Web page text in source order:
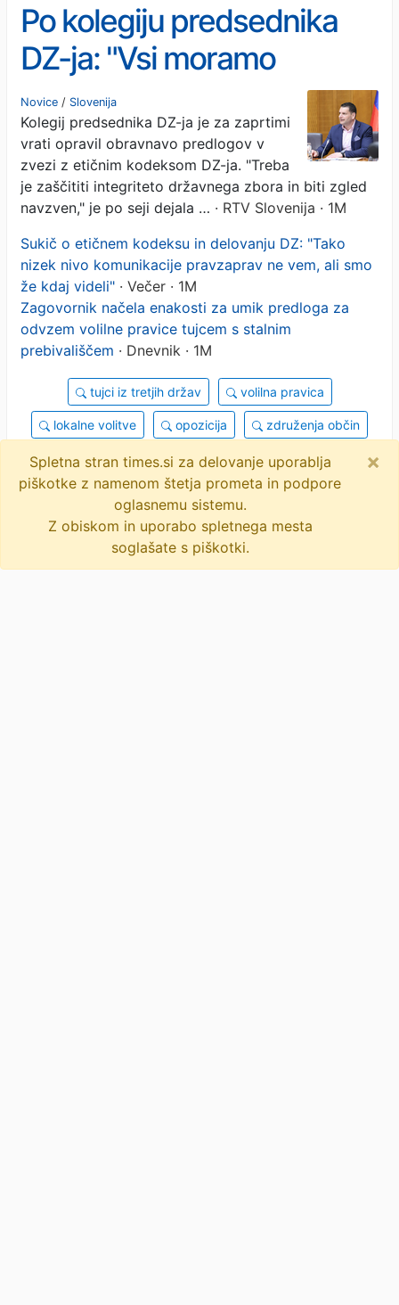
Po kolegiju predsednika
DZ-ja: "Vsi moramo
prispevati, da se nivo
komunikacije dvigne"
Novice / Slovenija
Kolegij predsednika DZ-ja je za zaprtimi
vrati opravil obravnavo predlogov v
zvezi z etičnim kodeksom DZ-ja. "Treba
je zaščititi integriteto državnega zbora in biti zgled
navzven," je po seji dejala … · RTV Slovenija · 1M
Sukič o etičnem kodeksu in delovanju DZ: "Tako
nizek nivo komunikacije pravzaprav ne vem, ali smo
že kdaj videli" · Večer · 1M
Zagovornik načela enakosti za umik predloga za
odvzem volilne pravice tujcem s stalnim
prebivališčem · Dnevnik · 1M
tujci iz tretjih držav volilna pravica
lokalne volitve opozicija združenja občin
koalicija zakonodajno-pravna služba
objavi tvitaj
13 novic
Spletna stran times.si za delovanje uporablja
piškotke z namenom štetja prometa in podpore
oglasnemu sistemu.
Z obiskom in uporabo spletnega mesta
soglašate s piškotki.
×